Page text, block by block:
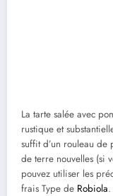
La tarte salée avec
rustique et
suffit d’un rouleau
de terre nouvelles (si
pouvez utiliser les
frais Type de Robiola.